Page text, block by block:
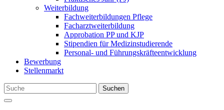
Weiterbildung
Fachweiterbildungen Pflege
Facharztweiterbildung
Approbation PP und KJP
Stipendien für Medizinstudierende
Personal- und Führungskräfteentwicklung
Bewerbung
Stellenmarkt
Suchen